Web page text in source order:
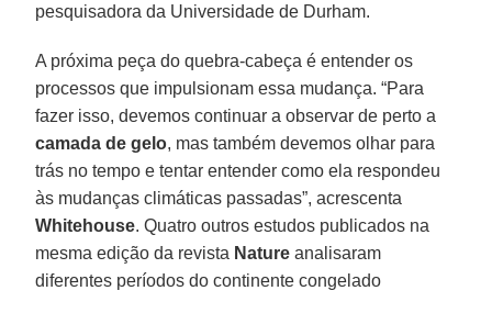
pesquisadora da Universidade de Durham.
A próxima peça do quebra-cabeça é entender os
processos que impulsionam essa mudança. “Para
fazer isso, devemos continuar a observar de perto a
camada de gelo, mas também devemos olhar para
trás no tempo e tentar entender como ela respondeu
às mudanças climáticas passadas”, acrescenta
Whitehouse. Quatro outros estudos publicados na
mesma edição da revista Nature analisaram
diferentes períodos do continente congelado